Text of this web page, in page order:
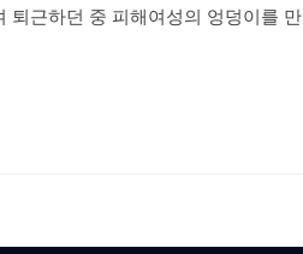
퇴근하던 중 피해여성의 엉덩이를 만